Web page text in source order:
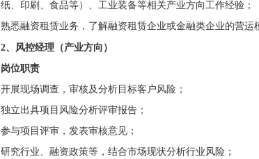
纸、印刷、食品等）、工业装备等相关产业方向工作经验；
熟悉融资租赁业务，了解融资租赁企业或金融类企业的营运
2、 风控经理（产业方向）
岗位职责
开展现场调查，审核及分析目标客户风险；
独立出具项目风险分析评审报告；
参与项目评审，发表审核意见；
研究行业、融资政策等，结合市场现状分析行业风险；